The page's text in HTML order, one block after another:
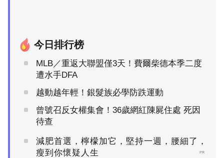
今日排行榜
MLB／重返大聯盟僅3天！費爾柴德本季二度
遭水手DFA
越動越年輕！銀髮族必學防跌運動
曾號召反女權集會！36歲網紅陳屍住處 死因
待查
減肥首選，檸檬加它，堅持一週，腰細了，
瘦到你懷疑人生
PR